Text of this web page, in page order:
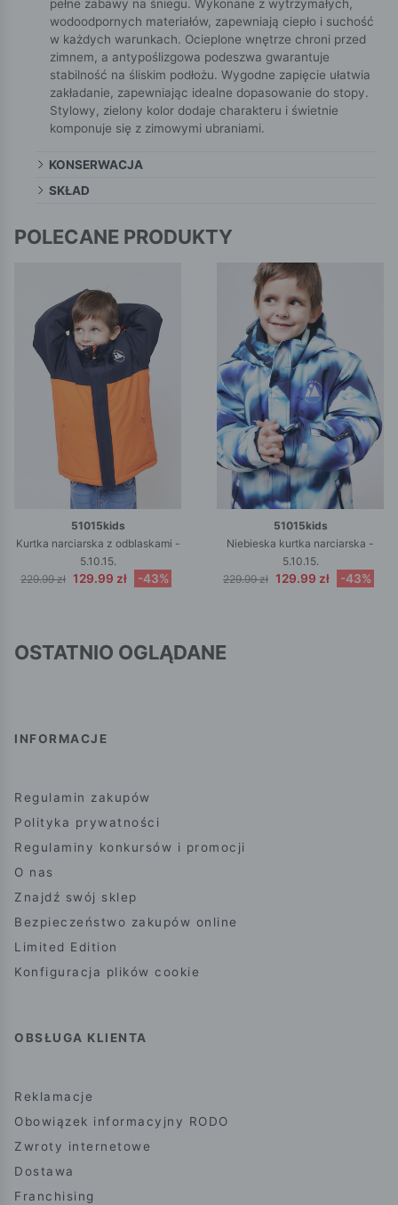
pełne zabawy na śniegu. Wykonane z wytrzymałych,
wodoodpornych materiałów, zapewniają ciepło i suchość
w każdych warunkach. Ocieplone wnętrze chroni przed
zimnem, a antypoślizgowa podeszwa gwarantuje
stabilność na śliskim podłożu. Wygodne zapięcie ułatwia
zakładanie, zapewniając idealne dopasowanie do stopy.
Stylowy, zielony kolor dodaje charakteru i świetnie
komponuje się z zimowymi ubraniami.
KONSERWACJA
SKŁAD
POLECANE PRODUKTY
51015kids
Kurtka narciarska z odblaskami -
5.10.15.
229.99 zł 129.99 zł -43%
51015kids
Niebieska kurtka narciarska -
5.10.15.
229.99 zł 129.99 zł -43%
OSTATNIO OGLĄDANE
INFORMACJE
Regulamin zakupów
Polityka prywatności
Regulaminy konkursów i promocji
O nas
Znajdź swój sklep
Bezpieczeństwo zakupów online
Limited Edition
Konfiguracja plików cookie
OBSŁUGA KLIENTA
Reklamacje
Obowiązek informacyjny RODO
Zwroty internetowe
Dostawa
Franchising